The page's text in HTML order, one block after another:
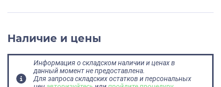
Наличие и цены
Информация о складском наличии и ценах в
данный момент не предоставлена.
Для запроса складских остатков и персональных